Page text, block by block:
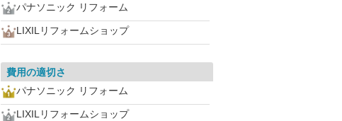
パナソニック リフォーム
LIXILリフォームショップ
費用の適切さ
パナソニック リフォーム
LIXILリフォームショップ